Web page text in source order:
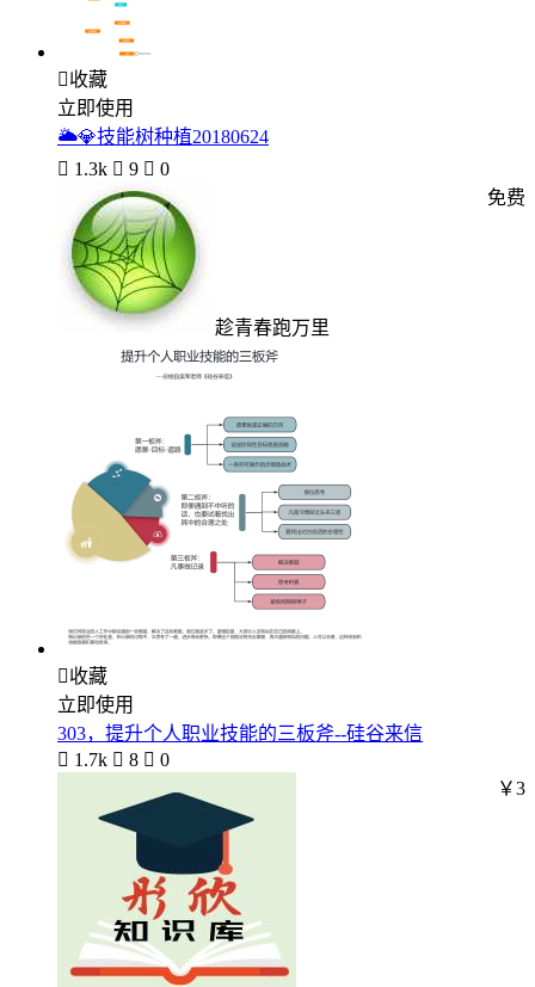
收藏
立即使用
🌥💎技能树种植20180624
 1.3k  9  0
趁青春跑万里
免费
收藏
立即使用
303，提升个人职业技能的三板斧--硅谷来信
 1.7k  8  0
￥3